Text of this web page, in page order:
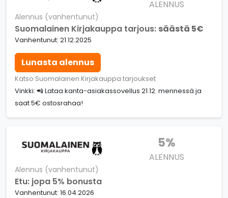
ALENNUS
Alennus (vanhentunut)
Suomalainen Kirjakauppa tarjous: säästä 5€
Vanhentunut: 21.12.2025
Lunasta alennus
Katso Suomalainen Kirjakauppa tarjoukset
Vinkki: 📲 Lataa kanta-asiakassovellus 21.12. mennessä ja
saat 5€ ostosrahaa!
5%
ALENNUS
Alennus (vanhentunut)
Etu: jopa 5% bonusta
Vanhentunut: 16.04.2026